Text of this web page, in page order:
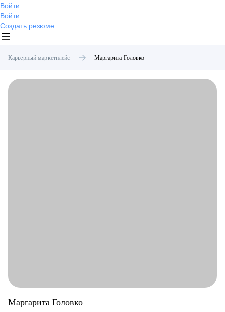
Войти
Войти
Создать резюме
Карьерный маркетплейс Маргарита Головко
Маргарита Головко